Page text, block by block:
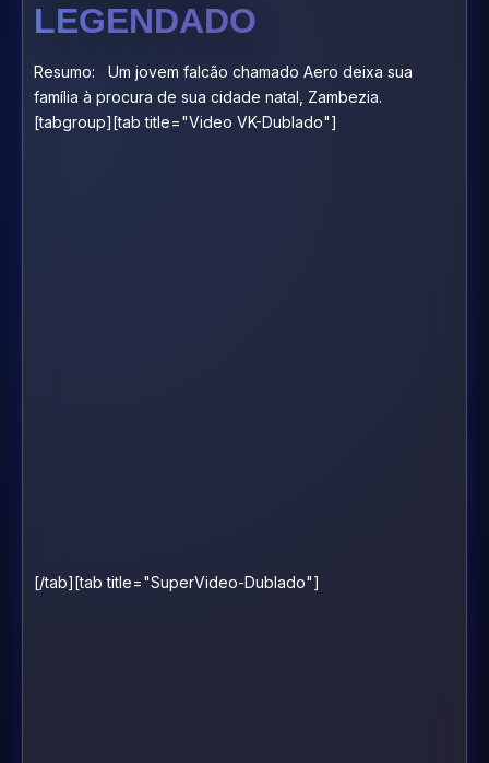
LEGENDADO
Resumo: Um jovem falcão chamado Aero deixa sua
família à procura de sua cidade natal, Zambezia.
[tabgroup][tab title="Video VK-Dublado"]
[/tab][tab title="SuperVideo-Dublado"]